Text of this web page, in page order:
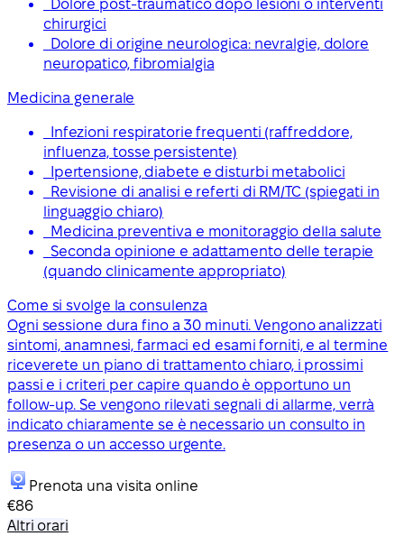
Dolore post-traumatico dopo lesioni o interventi
chirurgici
Dolore di origine neurologica: nevralgie, dolore
neuropatico, fibromialgia
Medicina generale
Infezioni respiratorie frequenti (raffreddore,
influenza, tosse persistente)
Ipertensione, diabete e disturbi metabolici
Revisione di analisi e referti di RM/TC (spiegati in
linguaggio chiaro)
Medicina preventiva e monitoraggio della salute
Seconda opinione e adattamento delle terapie
(quando clinicamente appropriato)
Come si svolge la consulenza
Ogni sessione dura fino a 30 minuti. Vengono analizzati
sintomi, anamnesi, farmaci ed esami forniti, e al termine
riceverete un piano di trattamento chiaro, i prossimi
passi e i criteri per capire quando è opportuno un
follow-up. Se vengono rilevati segnali di allarme, verrà
indicato chiaramente se è necessario un consulto in
presenza o un accesso urgente.
Prenota una visita online
€86
Altri orari